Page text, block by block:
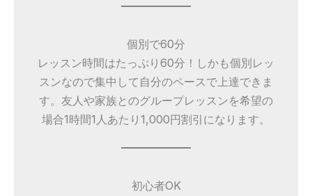
個別で60分
レッスン時間はたっぷり60分！しかも個別レッ
スンなので集中して自分のペースで上達できま
す。友人や家族とのグループレッスンを希望の
場合1時間1人あたり1,000円割引になります。
初心者OK